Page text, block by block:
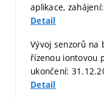
aplikace,
Detail
Vývoj senzorů na
řízenou iontovou
ukončení:
Detail